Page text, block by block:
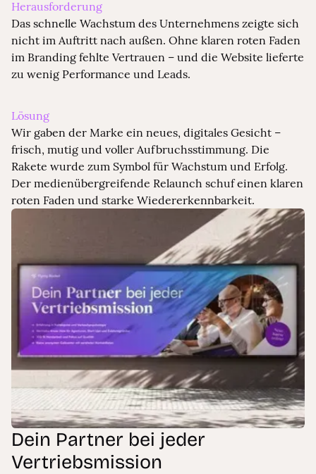
Lösung
Wir gaben der Marke ein neues, digitales Gesicht –
frisch, mutig und voller Aufbruchsstimmung. Die
Rakete wurde zum Symbol für Wachstum und Erfolg.
Der medienübergreifende Relaunch schuf einen klaren
roten Faden und starke Wiedererkennbarkeit.
Herausforderung
Das schnelle Wachstum des Unternehmens zeigte sich
nicht im Auftritt nach außen. Ohne klaren roten Faden
im Branding fehlte Vertrauen – und die Website lieferte
zu wenig Performance und Leads.
Dieses Video wird von Vimeo bereitgestellt. Um
es anzusehen, akzeptiere bitte Marketing-
Cookie-Einstellungen öffnen
Dein Partner bei jeder
Vertriebsmission